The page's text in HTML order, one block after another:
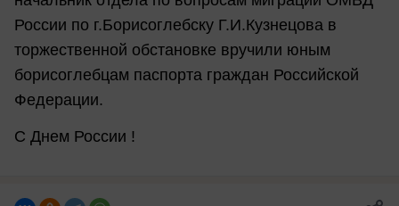
России по г.Борисоглебску Г.И.Кузнецова в
торжественной обстановке вручили юным
борисоглебцам паспорта граждан Российской
Федерации.
С Днем России !